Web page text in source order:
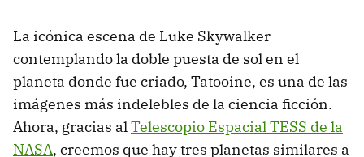
La icónica escena de Luke Skywalker
contemplando la doble puesta de sol en el
planeta donde fue criado, Tatooine, es una de las
imágenes más indelebles de la ciencia ficción.
Ahora, gracias alTelescopio Espacial TESS de la
NASA, creemos que hay tres planetas similares a